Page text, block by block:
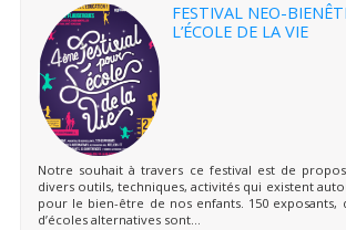
FESTIVAL NEO-
L’ÉCOLE DE LA VIE
Notre souhait à travers ce festival est de
divers outils, techniques, activités qui existent
pour le bien-être de nos enfants. 150 exposants,
d’écoles alternatives sont...